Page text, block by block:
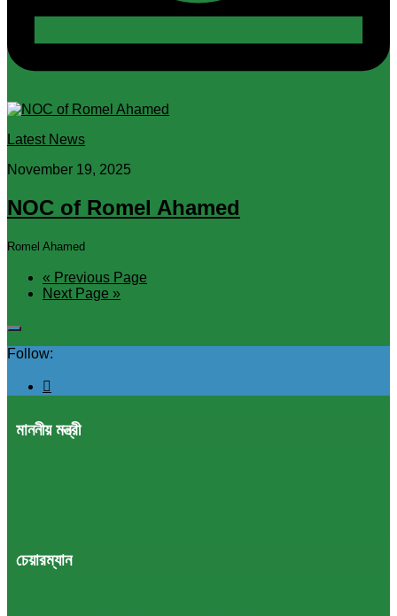
Latest News
November 19, 2025
NOC of Romel Ahamed
Romel Ahamed
« Previous Page
Next Page »
Follow:
মাননীয় মন্ত্রী
চেয়ারম্যান